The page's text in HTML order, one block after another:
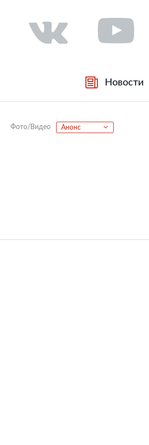
Новости
Фото/Видео Анонс